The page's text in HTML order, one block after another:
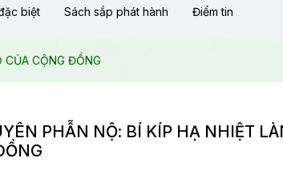
biệt Sách sắp phát hành Điểm tin
CỦA CỘNG ĐỒNG
PHẪN NỘ: BÍ KÍP HẠ NHIỆT